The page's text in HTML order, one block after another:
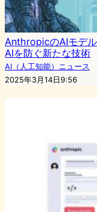
AnthropicのAIモデ
AIを防ぐ新たな技術
AI（人工知能）ニュース
2025年3月14日9:56